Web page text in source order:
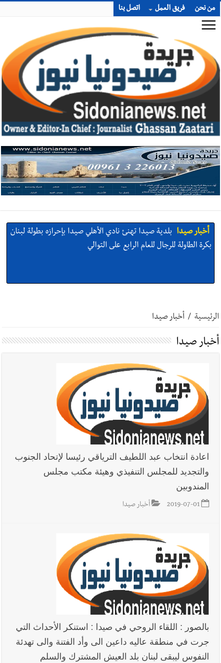
من نحن فريق العمل اتصل بنا
أخبار صيدا بلدية صيدا تهنئ نادي الأهلي صيدا بإحرازه بطولة لبنان
بكرة الطاولة للرجال للعام الرابع على التوالي
أخبار صيدا مؤسسة مياه لبنان الجنوبي : انخفاض التغذية بالمياه
في صيدا نتيجة الانقطاع المتكرر لخط الخدمات الكهربائي
أخبار لبنان
بالصور : قائد الجيش اللبناني العماد رودولف هيكل شدد
Sollfrank على ضرورة تعزيز التعاون بين الجيشَين
الطقس غدا صيفي معتاد والحرارة ضمن معدلاتها
الموسمية
أخبار لبنان إنفجار مرفأ أم إنفجار دولة؟... كيف نحمي لبنان؟
أخبار لبنان
راتب النائب من 3 آلاف إلى 5 آلاف دولار شهرياً...
الرئيسية / أخبار صيدا
أخبار صيدا
اعادة انتخاب عبد اللطيف الترياقي رئيسا لإتحاد الجنوب
والتجديد للمجلس التنفيذي وهيئة مكتب مجلس
المندوبين
2019-07-01 أخبار صيدا
بالصور : اللقاء الروحي في صيدا : استنكر الأحداث التي
جرت في منطقة عاليه داعين الى وأد الفتنة والى تهدئة
النفوس ليبقى لبنان بلد العيش المشترك والسلم